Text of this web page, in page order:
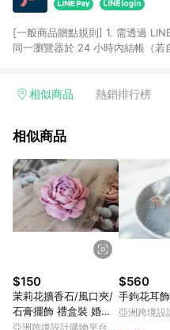
[一般商品贈點規則] 1. 需透過
同一瀏覽器於 24 小時內結帳（
回饋訂單不得享有 Pinkoi 站方優
行為，不具贈點資格，部分退款不
貨後 45 天後發送。 8. 群眾募資
運費，攤位費等不具贈點資格。
顏色、價位、贈品如與 Pinkoi 商
Pinkoi 購物商品資訊頁及購物車
則請以點數紅包活動說明為準。
頁面後才首次下載 Pinkoi APP
上，首次下載 Pinkoi APP 後，
面，方享導購資格。
相似商品 熱銷排行榜
相似商品
$150
茉莉花擴香石/風口夾/
石膏擺飾 禮盒裝 婚禮
聖誕禮物
亞洲跨境設計購物平台
$560
手鉤花耳
亞洲跨境設